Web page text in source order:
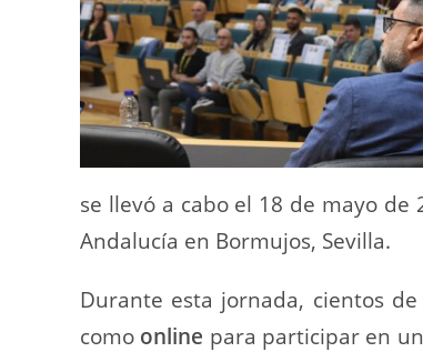
se llevó a cabo el 18 de mayo de
Andalucía en Bormujos, Sevilla.
Durante esta jornada, cientos
como online para participar en